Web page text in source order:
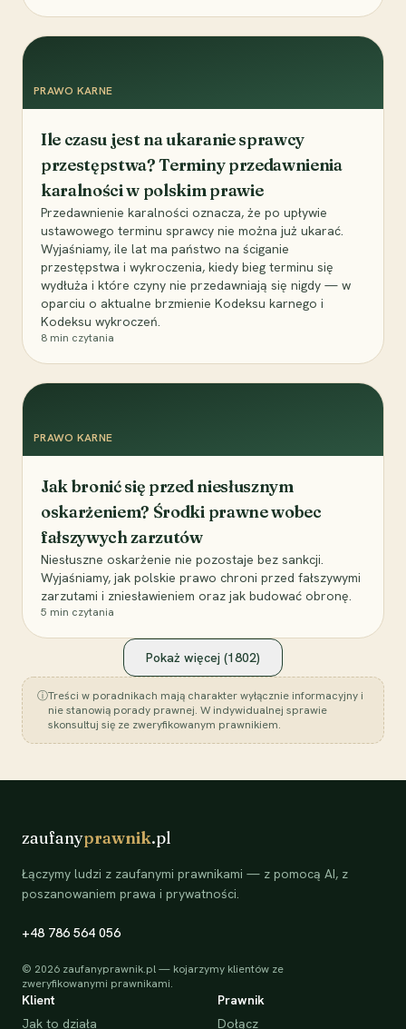
PRAWO KARNE
Ile czasu jest na ukaranie sprawcy
przestępstwa? Terminy przedawnienia
karalności w polskim prawie
Przedawnienie karalności oznacza, że po upływie
ustawowego terminu sprawcy nie można już ukarać.
Wyjaśniamy, ile lat ma państwo na ściganie
przestępstwa i wykroczenia, kiedy bieg terminu się
wydłuża i które czyny nie przedawniają się nigdy — w
oparciu o aktualne brzmienie Kodeksu karnego i
Kodeksu wykroczeń.
8 min czytania
PRAWO KARNE
Jak bronić się przed niesłusznym
oskarżeniem? Środki prawne wobec
fałszywych zarzutów
Niesłuszne oskarżenie nie pozostaje bez sankcji.
Wyjaśniamy, jak polskie prawo chroni przed fałszywymi
zarzutami i zniesławieniem oraz jak budować obronę.
5 min czytania
Pokaż więcej (1802)
ⓘTreści w poradnikach mają charakter wyłącznie informacyjny i
nie stanowią porady prawnej. W indywidualnej sprawie
skonsultuj się ze zweryfikowanym prawnikiem.
zaufanyprawnik.pl
Łączymy ludzi z zaufanymi prawnikami — z pomocą AI, z
poszanowaniem prawa i prywatności.
+48 786 564 056
© 2026 zaufanyprawnik.pl — kojarzymy klientów ze
zweryfikowanymi prawnikami.
Klient
Jak to działa
Prawnik
Dołącz